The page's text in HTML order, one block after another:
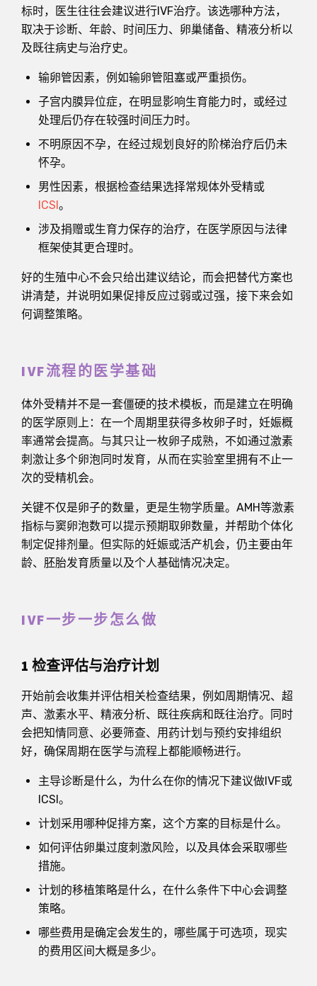
标时，医生往往会建议进行IVF治疗。该选哪种方法，
取决于诊断、年龄、时间压力、卵巢储备、精液分析以
及既往病史与治疗史。
输卵管因素，例如输卵管阻塞或严重损伤。
子宫内膜异位症，在明显影响生育能力时，或经过
处理后仍存在较强时间压力时。
不明原因不孕，在经过规划良好的阶梯治疗后仍未
怀孕。
男性因素，根据检查结果选择常规体外受精或
ICSI。
涉及捐赠或生育力保存的治疗，在医学原因与法律
框架使其更合理时。
好的生殖中心不会只给出建议结论，而会把替代方案也
讲清楚，并说明如果促排反应过弱或过强，接下来会如
何调整策略。
IVF流程的医学基础
体外受精并不是一套僵硬的技术模板，而是建立在明确
的医学原则上：在一个周期里获得多枚卵子时，妊娠概
率通常会提高。与其只让一枚卵子成熟，不如通过激素
刺激让多个卵泡同时发育，从而在实验室里拥有不止一
次的受精机会。
关键不仅是卵子的数量，更是生物学质量。AMH等激素
指标与窦卵泡数可以提示预期取卵数量，并帮助个体化
制定促排剂量。但实际的妊娠或活产机会，仍主要由年
龄、胚胎发育质量以及个人基础情况决定。
IVF一步一步怎么做
1 检查评估与治疗计划
开始前会收集并评估相关检查结果，例如周期情况、超
声、激素水平、精液分析、既往疾病和既往治疗。同时
会把知情同意、必要筛查、用药计划与预约安排组织
好，确保周期在医学与流程上都能顺畅进行。
主导诊断是什么，为什么在你的情况下建议做IVF或
ICSI。
计划采用哪种促排方案，这个方案的目标是什么。
如何评估卵巢过度刺激风险，以及具体会采取哪些
措施。
计划的移植策略是什么，在什么条件下中心会调整
策略。
哪些费用是确定会发生的，哪些属于可选项，现实
的费用区间大概是多少。